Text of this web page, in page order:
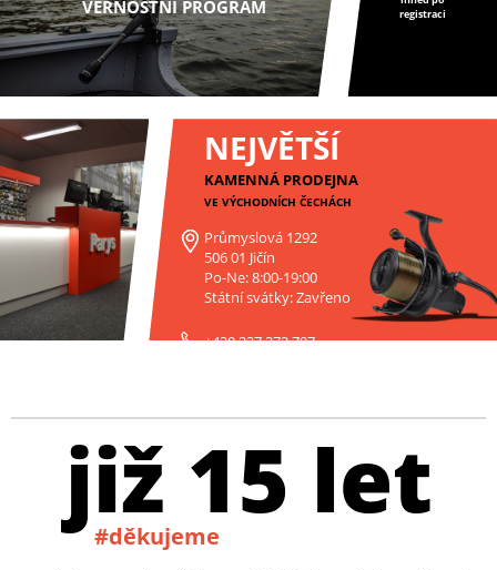
VĚRNOSTNÍ PROGRAM
registraci
NEJVĚTŠÍ
KAMENNÁ PRODEJNA
VE VÝCHODNÍCH ČECHÁCH
Průmyslová 1292
506 01 Jičín
Po-Ne: 8:00-19:00
Státní svátky: Zavřeno
+420 227 272 797
již 15 let
#děkujeme